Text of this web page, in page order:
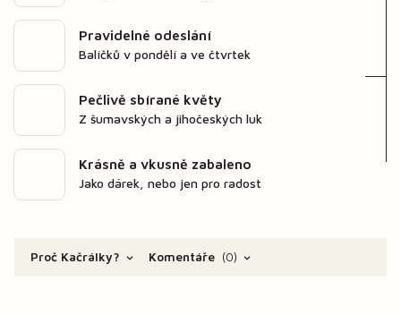
Pravidelné odeslání
Balíčků v pondělí a ve čtvrtek
Pečlivě sbírané květy
Z šumavských a jihočeských luk
Krásně a vkusně zabaleno
Jako dárek, nebo jen pro radost
Proč Kačrálky? Komentáře 0